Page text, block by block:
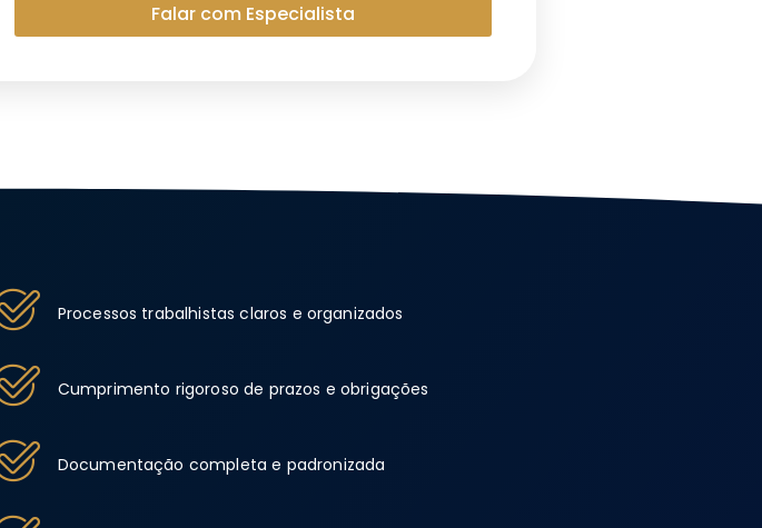
Falar com Especialista
Processos trabalhistas claros e organizados
Cumprimento rigoroso de prazos e obrigações
Documentação completa e padronizada